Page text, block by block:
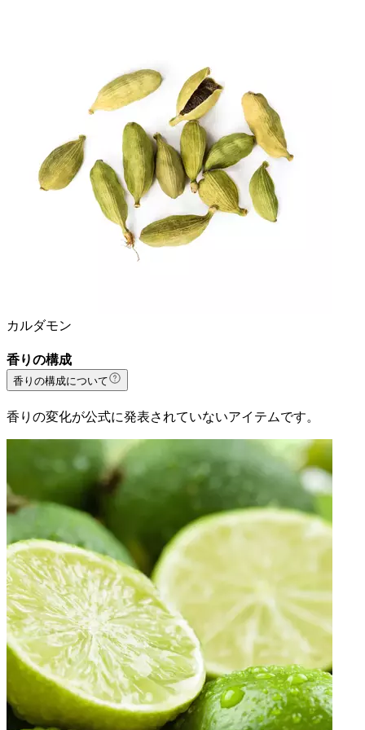
カルダモン
香りの構成
香りの構成について
香りの変化が公式に発表されていないアイテムです。